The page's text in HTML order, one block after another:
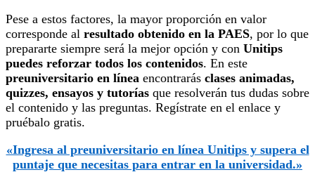
Pese a estos factores, la mayor proporción en valor
corresponde al resultado obtenido en la PAES, por lo que
prepararte siempre será la mejor opción y con Unitips
puedes reforzar todos los contenidos. En este
preuniversitario en línea encontrarás clases animadas,
quizzes, ensayos y tutorías que resolverán tus dudas sobre
el contenido y las preguntas. Regístrate en el enlace y
pruébalo gratis.
«Ingresa al preuniversitario en línea Unitips y supera el
puntaje que necesitas para entrar en la universidad.»